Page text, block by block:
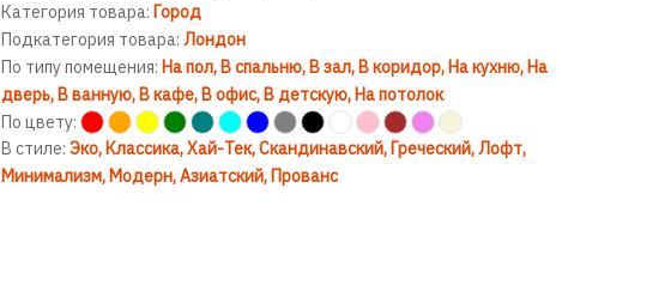
Категория товара: Город
Подкатегория товара: Лондон
По типу помещения: На пол В спальню В зал В коридор На кухню На
дверь В ванную В кафе В офис В детскую На потолок
По цвету:
В стиле: Эко Классика Хай-Тек Скандинавский Греческий Лофт
Минимализм Модерн Азиатский Прованс